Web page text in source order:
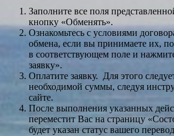
Заполните все поля
кнопку «Обменять».
Ознакомьтесь с условиями
обмена, если вы принимаете их,
в соответствующем поле и
заявку».
Оплатите заявку. Для этого
необходимой суммы, следуя
сайте.
После выполнения указанных
переместит Вас на страницу
будет указан статус вашего